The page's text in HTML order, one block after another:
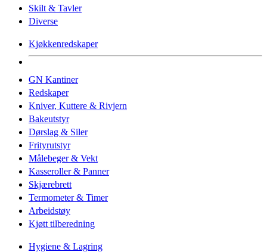
Skilt & Tavler
Diverse
Kjøkkenredskaper
GN Kantiner
Redskaper
Kniver, Kuttere & Rivjern
Bakeutstyr
Dørslag & Siler
Frityrutstyr
Målebeger & Vekt
Kasseroller & Panner
Skjærebrett
Termometer & Timer
Arbeidstøy
Kjøtt tilberedning
Hygiene & Lagring